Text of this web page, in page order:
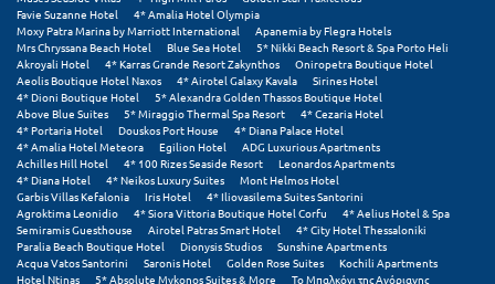
Ο
Ορεινή Αρκαδία
Ορεινή Ναυπακτία
Π
Πάλαιρος
Favie Suzanne Hotel
4* Amalia Hotel Olympia
Moxy Patra Marina by Marriott International
Apanemia by Flegra Hotels
Mrs Chryssana Beach Hotel
Blue Sea Hotel
5* Nikki Beach Resort & Spa Porto Heli
Akroyali Hotel
4* Karras Grande Resort Zakynthos
Oniropetra Boutique Hotel
Aeolis Boutique Hotel Naxos
4* Airotel Galaxy Kavala
Sirines Hotel
4* Dioni Boutique Hotel
5* Alexandra Golden Thassos Boutique Hotel
Above Blue Suites
5* Miraggio Thermal Spa Resort
4* Cezaria Hotel
4* Portaria Hotel
Douskos Port House
4* Diana Palace Hotel
4* Amalia Hotel Meteora
Egilion Hotel
ADG Luxurious Apartments
Achilles Hill Hotel
4* 100 Rizes Seaside Resort
Leonardos Apartments
4* Diana Hotel
4* Neikos Luxury Suites
Mont Helmos Hotel
Garbis Villas Kefalonia
Iris Hotel
4* Iliovasilema Suites Santorini
Agroktima Leonidio
4* Siora Vittoria Boutique Hotel Corfu
4* Aelius Hotel & Spa
Semiramis Guesthouse
Airotel Patras Smart Hotel
4* City Hotel Thessaloniki
Paralia Beach Boutique Hotel
Dionysis Studios
Sunshine Apartments
Acqua Vatos Santorini
Saronis Hotel Golden Rose Suites
Kochili Apartments
Hotel Ntinas
5* Absolute Mykonos Suites & More
Το Μπαλκόνι της Αγόριανης